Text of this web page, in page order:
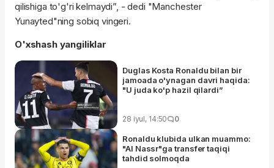
qilishiga to'g'ri kelmaydi”, - dedi "Manchester
Yunayted"ning sobiq vingeri.
O'xshash yangiliklar
Duglas Kosta Ronaldu bilan bir
jamoada o'ynagan davri haqida:
"U juda ko'p hazil qilardi”
28 iyul, 14:50 0
Ronaldu klubida ulkan muammo:
"Al Nassr"ga transfer taqiqi
tahdid solmoqda